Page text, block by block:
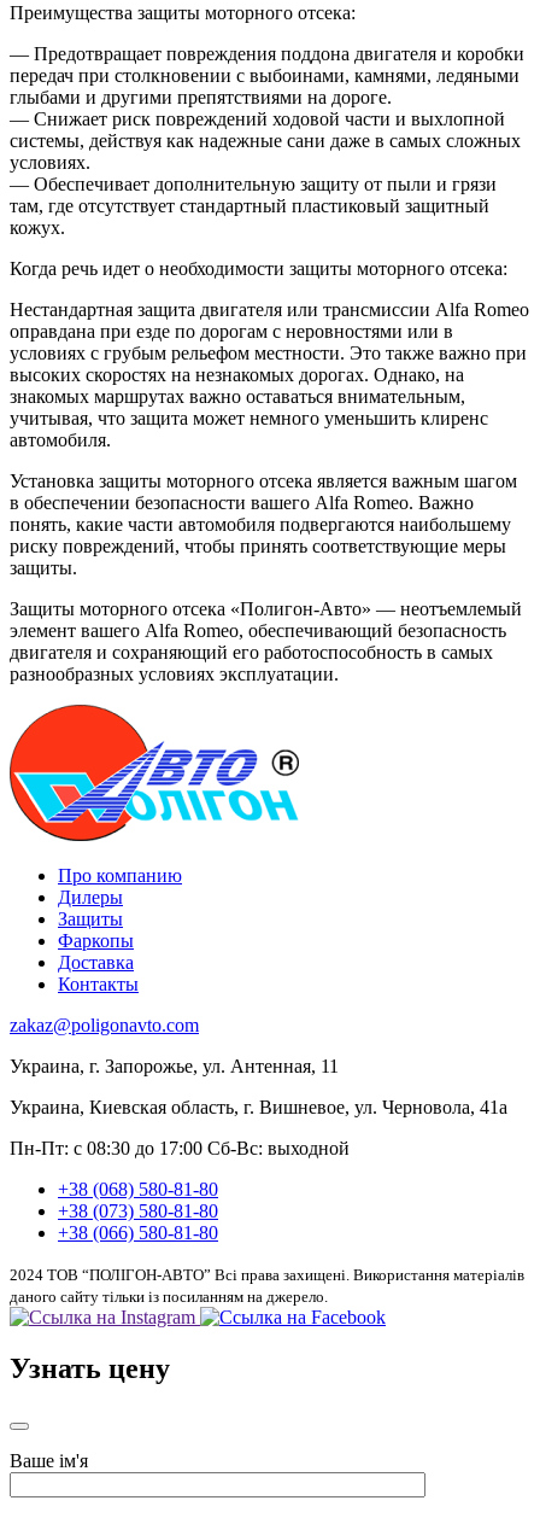
Преимущества защиты моторного отсека:
— Предотвращает повреждения поддона двигателя и коробки
передач при столкновении с выбоинами, камнями, ледяными
глыбами и другими препятствиями на дороге.
— Снижает риск повреждений ходовой части и выхлопной
системы, действуя как надежные сани даже в самых сложных
условиях.
— Обеспечивает дополнительную защиту от пыли и грязи
там, где отсутствует стандартный пластиковый защитный
кожух.
Когда речь идет о необходимости защиты моторного отсека:
Нестандартная защита двигателя или трансмиссии Alfa Romeo
оправдана при езде по дорогам с неровностями или в
условиях с грубым рельефом местности. Это также важно при
высоких скоростях на незнакомых дорогах. Однако, на
знакомых маршрутах важно оставаться внимательным,
учитывая, что защита может немного уменьшить клиренс
автомобиля.
Установка защиты моторного отсека является важным шагом
в обеспечении безопасности вашего Alfa Romeo. Важно
понять, какие части автомобиля подвергаются наибольшему
риску повреждений, чтобы принять соответствующие меры
защиты.
Защиты моторного отсека «Полигон-Авто» — неотъемлемый
элемент вашего Alfa Romeo, обеспечивающий безопасность
двигателя и сохраняющий его работоспособность в самых
разнообразных условиях эксплуатации.
Про компанию
Дилеры
Защиты
Фаркопы
Доставка
Контакты
zakaz@poligonavto.com
Украина, г. Запорожье, ул. Антенная, 11
Украина, Киевская область, г. Вишневое, ул. Черновола, 41а
Пн-Пт: с 08:30 до 17:00 Сб-Вс: выходной
+38 (068) 580-81-80
+38 (073) 580-81-80
+38 (066) 580-81-80
2024 ТОВ “ПОЛІГОН-АВТО” Всі права захищені. Використання матеріалів
даного сайту тільки із посиланням на джерело.
Узнать цену
Ваше ім'я